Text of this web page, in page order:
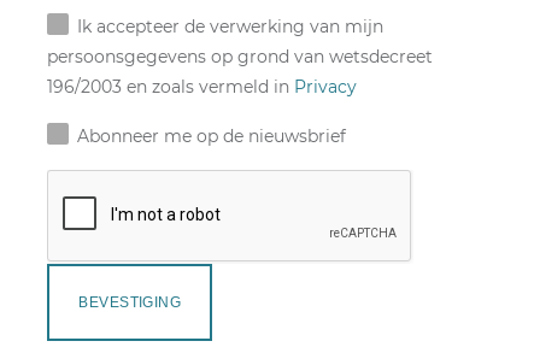
Ik accepteer de verwerking van mijn
persoonsgegevens op grond van wetsdecreet
196/2003 en zoals vermeld in Privacy
Abonneer me op de nieuwsbrief
BEVESTIGING